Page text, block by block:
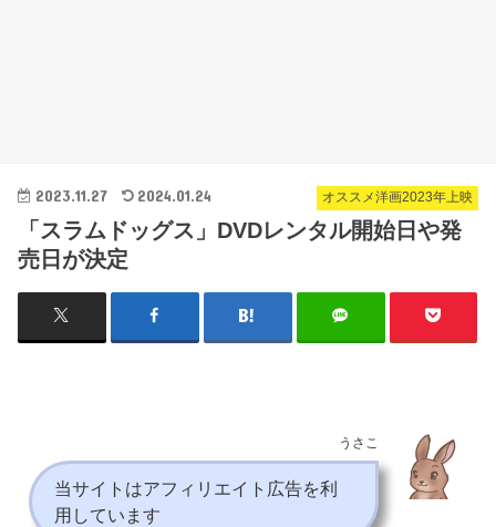
オススメ洋画2023年上映
2023.11.27 2024.01.24
「スラムドッグス」DVDレンタル開始日や発
売日が決定
うさこ
当サイトはアフィリエイト広告を利
用しています